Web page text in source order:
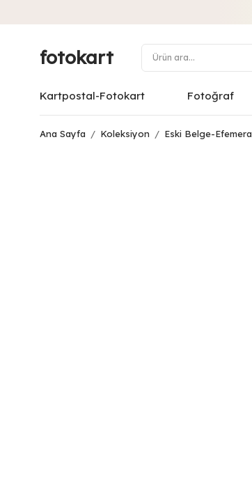
fotokart
Kartpostal-Fotokart Fotoğraf
Ana Sayfa / Koleksiyon / Eski Belge-Efemera